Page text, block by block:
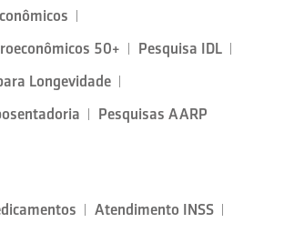
50+
Pesquisa IDL
Longevidade
Pesquisas AARP
Atendimento INSS